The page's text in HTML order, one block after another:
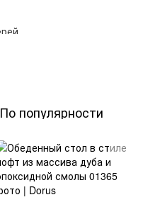
По популярности